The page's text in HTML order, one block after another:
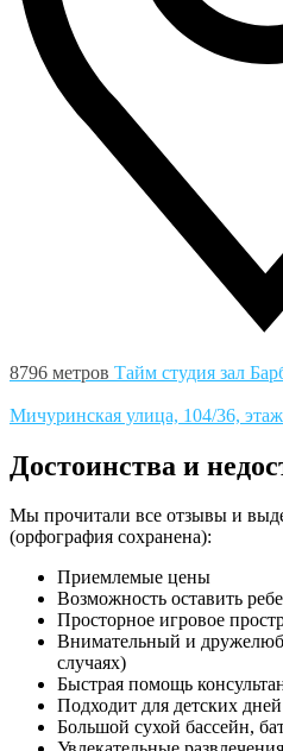
8796 метров Тайм студия зал
Мичуринская улица, 104/36, этаж
Достоинства и
Мы прочитали все отзывы и
(орфография сохранена):
Приемлемые цены
Возможность оставить
Просторное игровое
Внимательный и
случаях)
Быстрая помощь
Подходит для детских
Большой сухой бассейн,